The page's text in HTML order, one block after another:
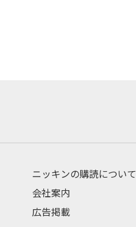
ニッキンの購読について
会社案内
広告掲載